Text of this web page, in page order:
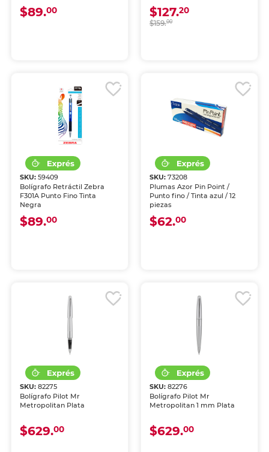
$89.00 $127.20
$159.00
SKU:59409
Bolígrafo Retráctil Zebra
F301A Punto Fino Tinta
Negra
$89.00
SKU: 73208
Plumas Azor Pin Point /
Punto fino / Tinta azul / 12
piezas
$62.00
SKU:82275
Bolígrafo Pilot Mr
Metropolitan Plata
$629.00
SKU: 82276
Bolígrafo Pilot Mr
Metropolitan 1 mm Plata
$629.00